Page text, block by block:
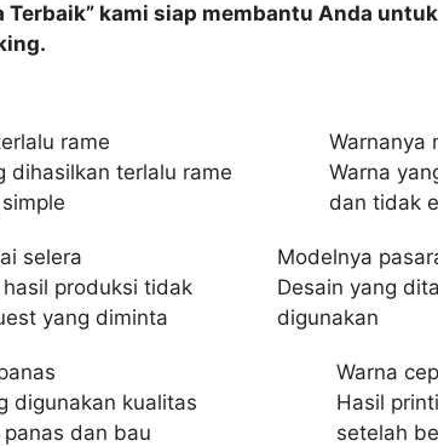
Terbaik” kami siap membantu Anda
rame
dihasilkan terlalu rame
selera
produksi tidak
yang diminta
digunakan kualitas
dan bau
Warnanya
Warna
dan tidak
Modelnya
Desain yang
digunakan
Warna
Hasil
setelah